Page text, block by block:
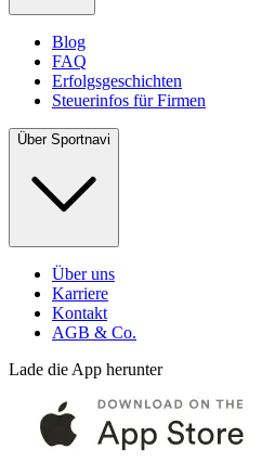
Blog
FAQ
Erfolgsgeschichten
Steuerinfos für Firmen
Über Sportnavi
Über uns
Karriere
Kontakt
AGB & Co.
Lade die App herunter